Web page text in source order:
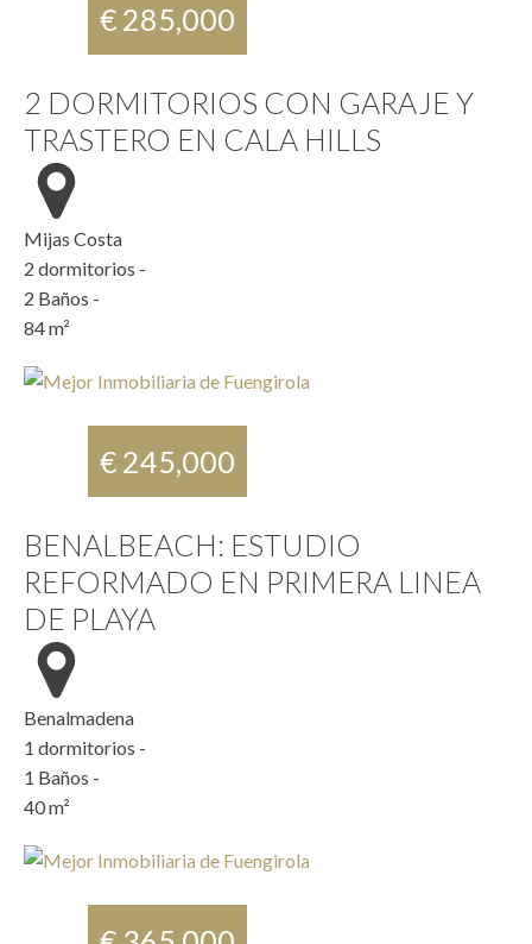
€ 285,000
2 DORMITORIOS CON GARAJE Y
TRASTERO EN CALA HILLS
Mijas Costa
2 dormitorios -
2 Baños -
84m²
€ 245,000
BENALBEACH: ESTUDIO
REFORMADO EN PRIMERA LINEA
DE PLAYA
Benalmadena
1 dormitorios -
1 Baños -
40m²